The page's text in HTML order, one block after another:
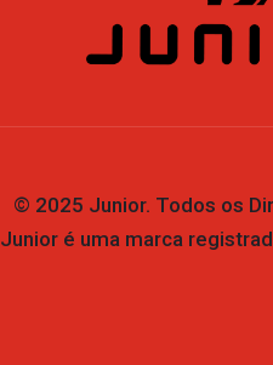
© 2025 Junior. Todos os
Junior é uma marca